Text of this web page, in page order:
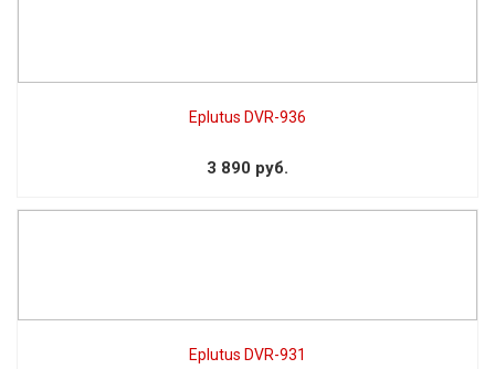
Eplutus DVR-936
3 890 руб.
Eplutus DVR-931